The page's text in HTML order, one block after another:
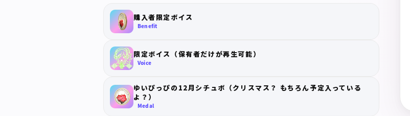
購入者限定ボイス
Benefit
限定ボイス（保有者だけが再生可能）
Voice
ゆいぴっぴの12月シチュボ（クリスマス？ もちろん予定入っている
よ？）
Medal